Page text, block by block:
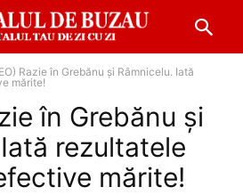
Razie în Grebănu și Râmnicelu. Iată
mărite!
în Grebănu și
rezultatele
mărite!